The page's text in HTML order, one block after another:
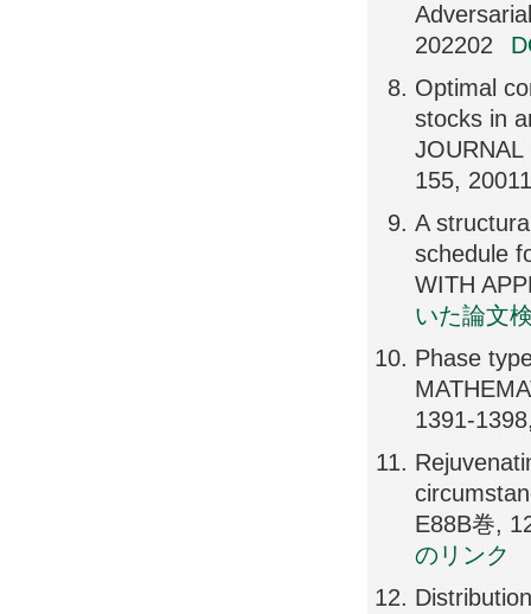
202202
Optimal
stocks in
155,
A
schedule
WITH
いた論文
Phase
1391-
E88B巻,
のリンク